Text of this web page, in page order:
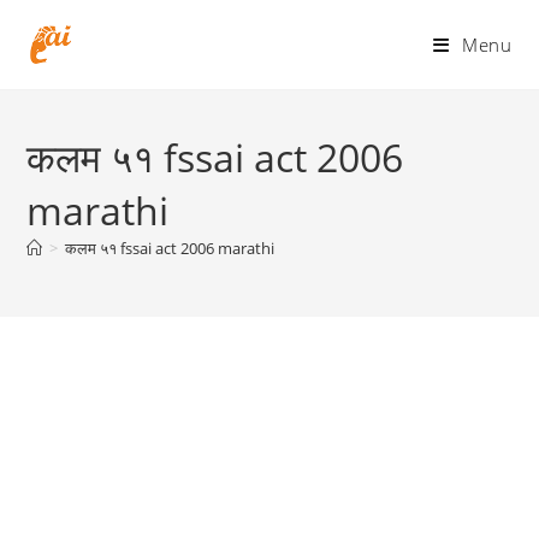
Menu
कलम ५१ fssai act 2006
marathi
> कलम ५१ fssai act 2006 marathi